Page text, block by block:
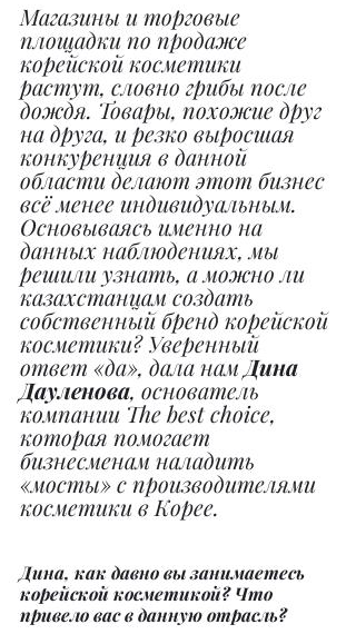
Магазины и торговые
площадки по продаже
корейской косметики
растут, словно грибы после
дождя. Товары, похожие друг
на друга, и резко выросшая
конкуренция в данной
области делают этот бизнес
всё менее индивидуальным.
Основываясь именно на
данных наблюдениях, мы
решили узнать, а можно ли
казахстанцам создать
собственный бренд корейской
косметики? Уверенный
ответ «да», дала нам Дина
Дауленова, основатель
компании The best choice,
которая помогает
бизнесменам наладить
«мосты» с производителями
косметики в Корее.
Дина, как давно вы занимаетесь
корейской косметикой? Что
привело вас в данную отрасль?